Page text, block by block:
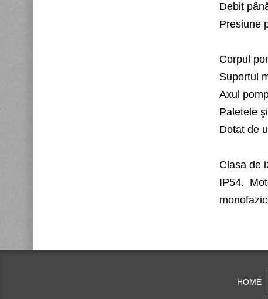
Debit
Presiune
Corpul
Suportul
Axul
Paletele
Dotat de
Clasa de
IP54.
HOME